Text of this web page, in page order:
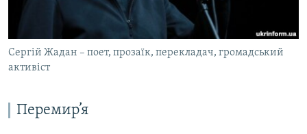
УКРАЇНСЬКА ПРОБЛЕМА КРИМУ
Сергій Жадан – поет, прозаїк, перекладач, громадський
активіст
Перемир’я